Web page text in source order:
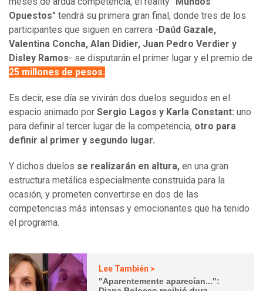
Opuestos" tendrá su primera gran final, donde tres de los
participantes que siguen en carrera - Daúd Gazale,
Valentina Concha, Alan Didier, Juan Pedro Verdier y
Disley Ramos- se disputarán el primer lugar y el premio de
25 millones de pesos.
Es decir, ese día se vivirán dos duelos seguidos en el
espacio animado por Sergio Lagos y Karla Constant: uno
para definir al tercer lugar de la competencia, otro para
definir al primer y segundo lugar.
Y dichos duelos se realizarán en altura, en una gran
estructura metálica especialmente construida para la
ocasión, y prometen convertirse en dos de las
competencias más intensas y emocionantes que ha tenido
el programa.
Lee También >
"Aparentemente aparecían...":